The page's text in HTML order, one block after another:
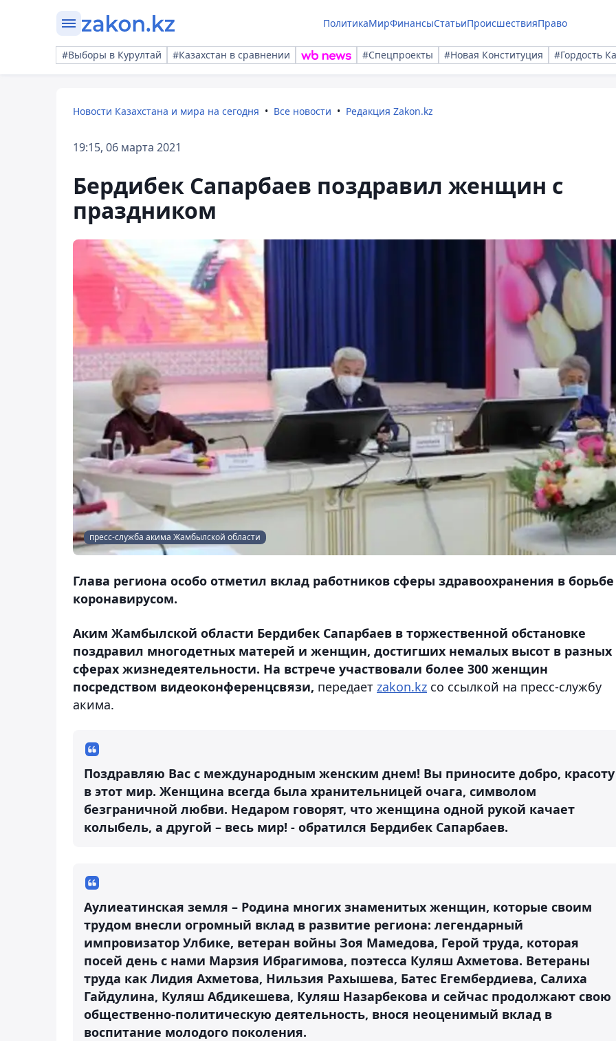
ПолитикаМирФинансыСтатьиПроисшествияПраво
#Выборы в Курултай #Казахстан в сравнении #Спецпроекты #Новая Конституция #Гордость
Новости Казахстана и мира на сегодня Все новости Редакция Zakon.kz
19:15, 06 марта 2021
Бердибек Сапарбаев поздравил женщин с
праздником
пресс-служба акима Жамбылской области
Глава региона особо отметил вклад работников сферы здравоохранения в борьбе
коронавирусом.
Аким Жамбылской области Бердибек Сапарбаев в торжественной обстановке
поздравил многодетных матерей и женщин, достигших немалых высот в разных
сферах жизнедеятельности. На встрече участвовали более 300 женщин
посредством видеоконференцсвязи, передает zakon.kz со ссылкой на пресс-службу
акима.
Поздравляю Вас с международным женским днем! Вы приносите добро, красоту
в этот мир. Женщина всегда была хранительницей очага, символом
безграничной любви. Недаром говорят, что женщина одной рукой качает
колыбель, а другой – весь мир! - обратился Бердибек Сапарбаев.
Аулиеатинская земля – Родина многих знаменитых женщин, которые своим
трудом внесли огромный вклад в развитие региона: легендарный
импровизатор Улбике, ветеран войны Зоя Мамедова, Герой труда, которая
посей день с нами Марзия Ибрагимова, поэтесса Куляш Ахметова. Ветераны
труда как Лидия Ахметова, Нильзия Рахышева, Батес Егембердиева, Салиха
Гайдулина, Куляш Абдикешева, Куляш Назарбекова и сейчас продолжают свою
общественно-политическую деятельность, внося неоценимый вклад в
воспитание молодого поколения.